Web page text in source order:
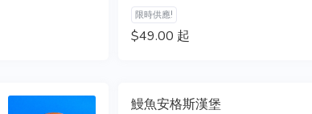
限時供應!
$49.00 起
鰻魚安格斯漢堡